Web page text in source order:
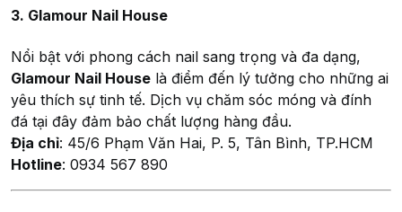
3. Glamour Nail House
Nổi bật với phong cách nail sang trọng và đa dạng,
Glamour Nail House là điểm đến lý tưởng cho những ai
yêu thích sự tinh tế. Dịch vụ chăm sóc móng và đính
đá tại đây đảm bảo chất lượng hàng đầu.
Địa chỉ: 45/6 Phạm Văn Hai, P. 5, Tân Bình, TP.HCM
Hotline: 0934 567 890